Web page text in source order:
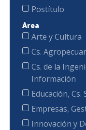
Postítulo
Área
Arte y Cultura
Cs.
Cs. de la
Información
Educación,
Empresas,
Innovación y